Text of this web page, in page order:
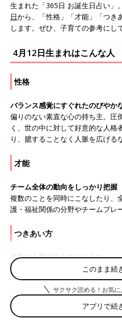
生まれた「365日 お誕生日占い」
日から、「性格」「才能」「つき
します。ぜひ、子育ての参考にし
4月12日生まれはこんな人
性格
バランス感覚にすぐれたのびやか
偏りのない素直な心の持ち主。圧
く、世の中に対して好意的な人格
り、臆することなく人脈を広げる
才能
チーム全体の動向をしっかり把握
複数のことを同時にこなしたり、
護・福祉関係の分野やチームプレ
つきあい方
危険にも飛び込んでしまう!?
向こう見ずで、危険を省みない性
など、ママが安全に気を配ってあ
このまま続
サクサク読める！お気
アプリで続